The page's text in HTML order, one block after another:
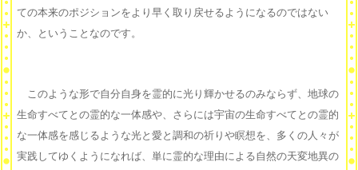
ての本来のポジションをより早く取り戻せるようになるのではない
か、ということなのです。
このような形で自分自身を霊的に光り輝かせるのみならず、地球の
生命すべてとの霊的な一体感や、さらには宇宙の生命すべてとの霊的
な一体感を感じるような光と愛と調和の祈りや瞑想を、多くの人々が
実践してゆくようになれば、単に霊的な理由による自然の天変地異の